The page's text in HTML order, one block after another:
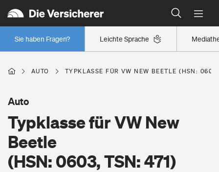
Leichte Sprache
Sie haben Fragen?
Wer versichert was: Jetzt Versicherer finden
Regionalklassen: So ist Ihre Region eingestuft
Wer versichert was: Jetzt Versicherer finden
Berufsunfähigkeitsversicherung
Wohnen
Wohngebäudeversicherung
AUTO TYPKLASSE FÜR VW NEW BEETLE (HSN:
Typklasse für VW New
Beetle
(HSN: 0603, TSN: 471)
Auto